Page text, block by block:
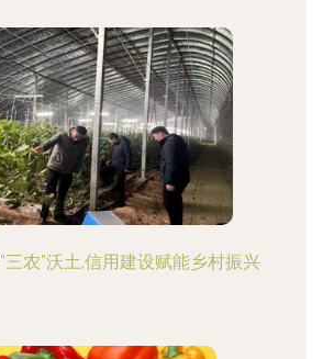
农"沃土,信用建设赋能乡村振兴